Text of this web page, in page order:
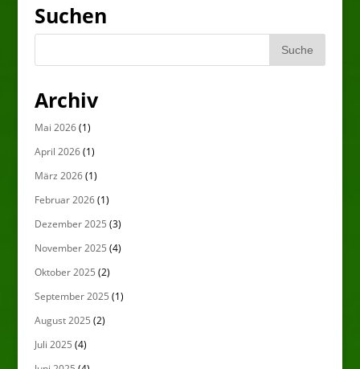
Suchen
Archiv
Mai 2026(1)
April 2026(1)
März 2026(1)
Februar 2026(1)
Dezember 2025 (3)
November 2025 (4)
Oktober 2025 (2)
September 2025 (1)
August 2025 (2)
Juli 2025 (4)